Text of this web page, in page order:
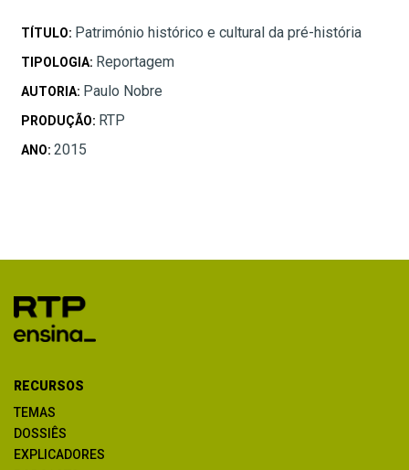
TÍTULO: Património histórico e cultural da pré-história
TIPOLOGIA: Reportagem
AUTORIA: Paulo Nobre
PRODUÇÃO: RTP
ANO: 2015
RECURSOS
TEMAS
DOSSIÊS
EXPLICADORES